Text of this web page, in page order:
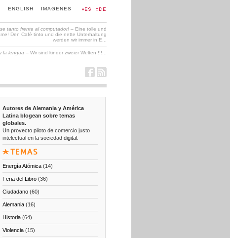
IMAGENES
ENGLISH
tanto frente al computador!– Eine tolle und
Den Café tinto und die nette Unterhaltung
werden wir immer in E...
la lengua – Wir sind kinder zweier Welten !!!...
Autores de Alemania y América
Latina blogean sobre temas
globales.
Un proyecto piloto de comercio justo
intelectual en la sociedad digital.
TEMAS
Energía Atómica(14)
Feria del Libro(36)
Ciudadano(60)
Alemania(16)
Historia(64)
Violencia(15)